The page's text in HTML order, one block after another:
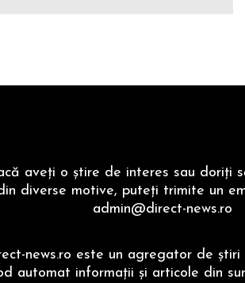
aveţi o ştire de interes sau doriţi
diverse motive, puteţi trimite un
admin@direct-news.ro
news.ro este un agregator de ştiri
automat informaţii şi articole din